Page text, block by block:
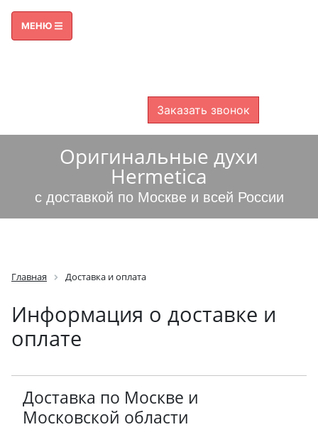
МЕНЮ
Заказать звонок
Оригинальные духи
Hermetica
с доставкой по Москве и всей России
Главная Доставка и оплата
Информация о доставке и
оплате
Доставка по Москве и
Московской области